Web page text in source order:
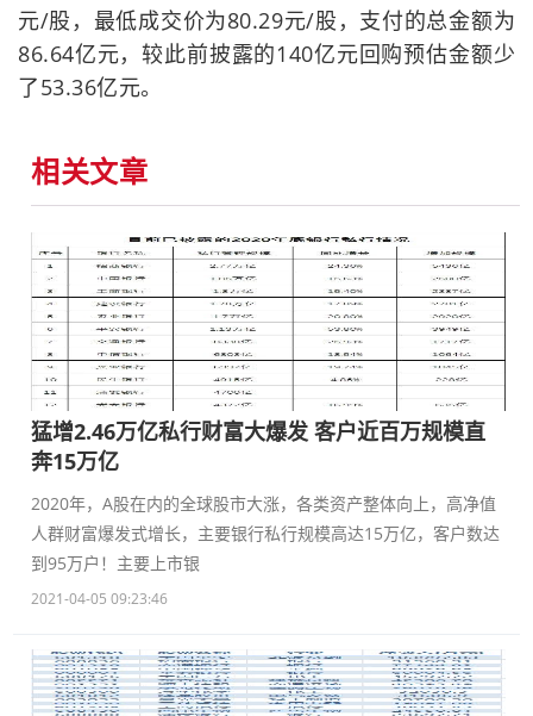
元/股，最低成交价为80.29元/股，支付的总金额为
86.64亿元，较此前披露的140亿元回购预估金额少
了53.36亿元。
相关文章
猛增2.46万亿私行财富大爆发 客户近百万规模直
奔15万亿
2020年，A股在内的全球股市大涨，各类资产整体向上，高净值
人群财富爆发式增长，主要银行私行规模高达15万亿，客户数达
到95万户！主要上市银
2021-04-05 09:23:46